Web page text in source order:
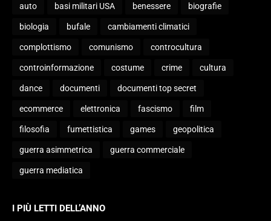
auto basi militari USA benessere biografie
biologia bufale cambiamenti climatici
complottismo comunismo controcultura
controinformazione costume crime cultura
dance documenti documenti top secret
ecommerce elettronica fascismo film
filosofia fumettistica games geopolitica
guerra asimmetrica guerra commerciale
guerra mediatica
I PIÙ LETTI DELL’ANNO